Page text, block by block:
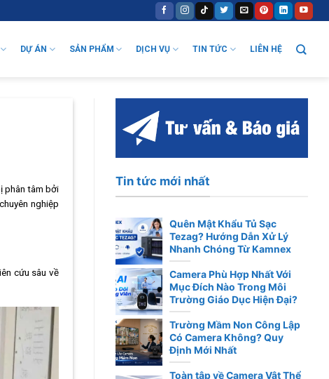
DỰ ÁN SẢN PHẨM DỊCH VỤ TIN TỨC LIÊN HỆ
phân tâm bởi
nghiệp
cứu sâu về
Tin tức mới nhất
Quên Mật Khẩu Tủ Sạc
Tezag? Hướng Dẫn Xử Lý
Nhanh Chóng Từ Kamnex
Camera Phù Hợp Nhất Với
Mục Đích Nào Trong Môi
Trường Giáo Dục Hiện Đại?
Trường Mầm Non Công Lập
Có Camera Không? Quy
Định Mới Nhất
Toàn tập về Camera Vật Thể